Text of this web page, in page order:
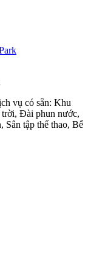
vụ có sẵn: Khu
Đài phun nước,
tập thể thao, Bể